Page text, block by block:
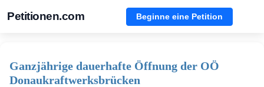
Petitionen.com Beginne eine Petition
Ganzjährige dauerhafte Öffnung der OÖ
Donaukraftwerksbrücken